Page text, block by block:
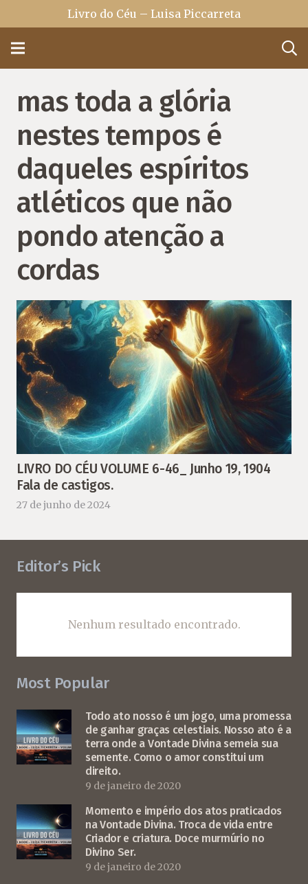
Livro do Céu – Luisa Piccarreta
mas toda a glória
nestes tempos é
daqueles espíritos
atléticos que não
pondo atenção a
cordas
LIVRO DO CÉU VOLUME 6-46_ Junho 19, 1904
Fala de castigos.
27 de junho de 2024
Editor’s Pick
Nenhum resultado encontrado.
Most Popular
Todo ato nosso é um jogo, uma promessa
de ganhar graças celestiais. Nosso ato é a
terra onde a Vontade Divina semeia sua
semente. Como o amor constitui um
direito.
9 de janeiro de 2020
Momento e império dos atos praticados
na Vontade Divina. Troca de vida entre
Criador e criatura. Doce murmúrio no
Divino Ser.
9 de janeiro de 2020